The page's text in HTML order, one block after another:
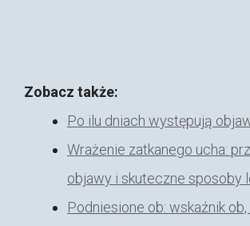
Zobacz także:
Po ilu dniach występują
Wrażenie zatkanego ucha:
objawy i skuteczne sposoby
Podniesione ob: wskaźnik